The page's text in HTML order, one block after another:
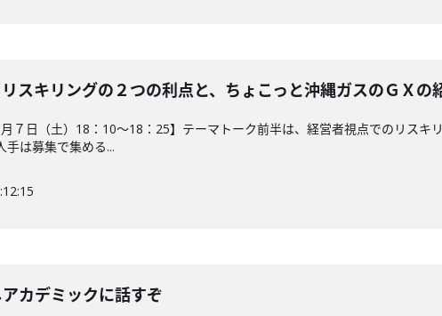
スキリングの２つの利点と、ちょこっと沖縄ガスのＧＸの
７日（土）18：10～18：25】テーマトーク前半は、経営者視点でのリスキ
手は募集で集める...
カデミックに話すぞ